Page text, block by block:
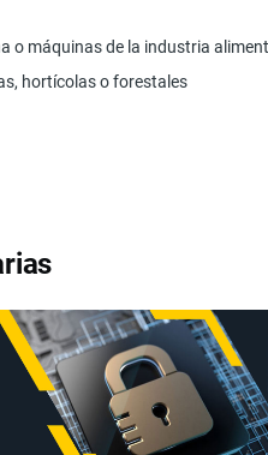
o máquinas de la industria
hortícolas o forestales